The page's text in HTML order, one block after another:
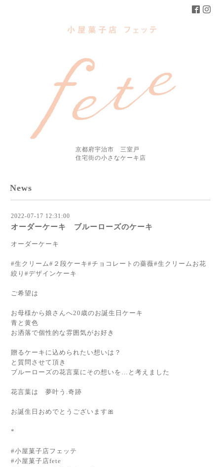
京都府宇治市 三室戸
住宅街の小さなケーキ店
News
2022-07-17 12:31:00
オーダーケーキ ブルーローズのケーキ
オーダーケーキ
#生クリーム#２段ケーキ#チョコレートの薔薇#生クリームお花
絞り#デザインケーキ
ご希望は
お母様から娘さんへ20歳のお誕生日ケーキ
青と黄色
お洒落で個性的な雰囲気がお好き
贈るケーキに込められたい想いは？
と質問させて頂き
ブルーローズの花言葉にその想いを…と考えました
花言葉は 夢叶う.奇跡
お誕生日おめでとうございます🎀
*
#小屋菓子店フェッテ
#小屋菓子店fete